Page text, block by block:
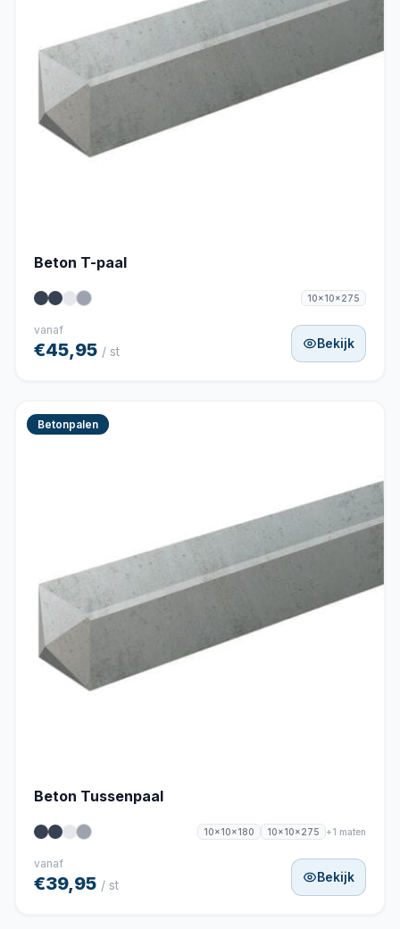
Beton T-paal
10x10x275
vanaf
€45,95 / st
Bekijk
Betonpalen
Beton Tussenpaal
10x10x180 10x10x275 +1 maten
vanaf
€39,95 / st
Bekijk